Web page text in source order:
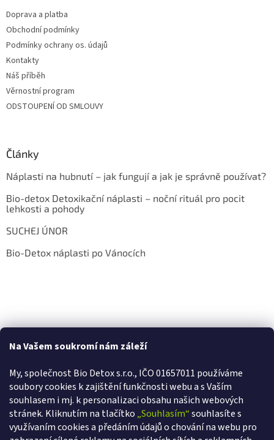
Na Vašem soukromí nám záleží
My, společnost Bio Detox s.r.o., IČO 01657011 používáme
soubory cookies k zajištění funkčnosti webu a s Vaším
souhlasem i mj. k personalizaci obsahu našich webových
stránek. Kliknutím na tlačítko „Souhlasím“souhlasíte s
využívaním cookies a předáním údajů o chování na webu pro
Doprava a platba
Obchodní podmínky
Podmínky ochrany os. údajů
Kontakty
Náš příběh
Věrnostní program
ODSTOUPENÍ OD SMLOUVY
Články
Náplasti na hubnutí – jak fungují a jak je správně používat?
Bio-detox Detoxikační náplasti – noční rituál pro pocit
lehkosti a pohody
SUCHEJ ÚNOR
Bio-Detox náplasti po Vánocích